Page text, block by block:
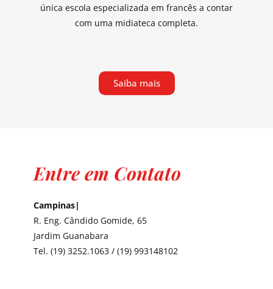
única escola especializada em francês a contar
com uma midiateca completa.
Saiba mais
Entre em Contato
Campinas|
R. Eng. Cândido Gomide, 65
Jardim Guanabara
Tel. (19) 3252.1063 / (19) 993148102